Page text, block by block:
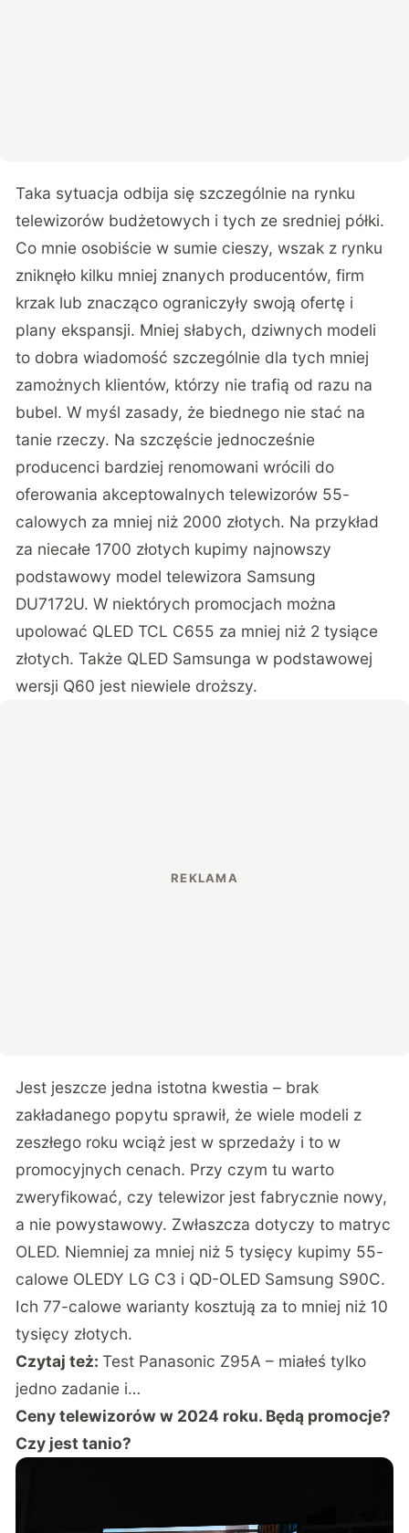
Taka sytuacja odbija się szczególnie na rynku
telewizorów budżetowych i tych ze sredniej półki.
Co mnie osobiście w sumie cieszy, wszak z rynku
zniknęło kilku mniej znanych producentów, firm
krzak lub znacząco ograniczyły swoją ofertę i
plany ekspansji. Mniej słabych, dziwnych modeli
to dobra wiadomość szczególnie dla tych mniej
zamożnych klientów, którzy nie trafią od razu na
bubel. W myśl zasady, że biednego nie stać na
tanie rzeczy. Na szczęście jednocześnie
producenci bardziej renomowani wrócili do
oferowania akceptowalnych telewizorów 55-
calowych za mniej niż 2000 złotych. Na przykład
za niecałe 1700 złotych kupimy najnowszy
podstawowy model telewizora Samsung
DU7172U. W niektórych promocjach można
upolować QLED TCL C655 za mniej niż 2 tysiące
złotych. Także QLED Samsunga w podstawowej
wersji Q60 jest niewiele droższy.
Jest jeszcze jedna istotna kwestia – brak
zakładanego popytu sprawił, że wiele modeli z
zeszłego roku wciąż jest w sprzedaży i to w
promocyjnych cenach. Przy czym tu warto
zweryfikować, czy telewizor jest fabrycznie nowy,
a nie powystawowy. Zwłaszcza dotyczy to matryc
OLED. Niemniej za mniej niż 5 tysięcy kupimy 55-
calowe OLEDY LG C3 i QD-OLED Samsung S90C.
Ich 77-calowe warianty kosztują za to mniej niż 10
tysięcy złotych.
Czytaj też:Test Panasonic Z95A – miałeś tylko
jedno zadanie i…
Ceny telewizorów w 2024 roku. Będą promocje?
Czy jest tanio?